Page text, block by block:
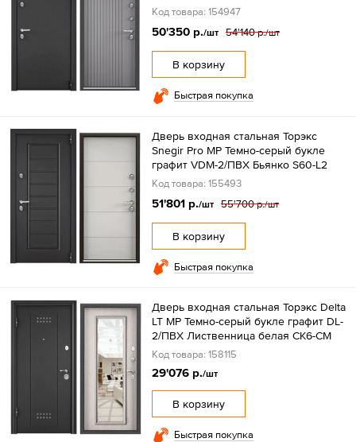
Код товара: 154947
50'350 р./шт 54'140 р./шт
В корзину
Быстрая покупка
Дверь входная стальная Торэкс
Snegir Pro MP Темно-серый букле
графит VDM-2/ПВХ Бьянко S60-L2
Код товара: 155493
51'801 р./шт 55'700 р./шт
В корзину
Быстрая покупка
Дверь входная стальная Торэкс Delta
LT МP Темно-серый букле графит DL-
2/ПВХ Лиственница белая СК6-СМ
Код товара: 158115
29'076 р./шт
В корзину
Быстрая покупка